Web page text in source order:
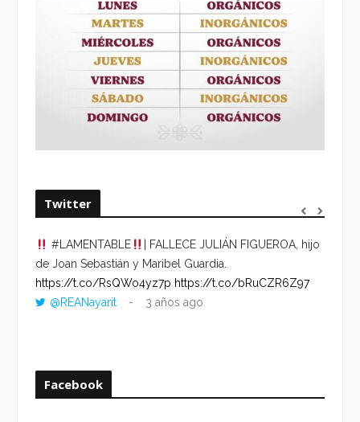
Twitter
#LAMENTABLE
| FALLECE JULIÁN FIGUEROA, hijo
de Joan Sebastián y Maribel Guardia.
https://t.co/RsQWo4yz7p https://t.co/bRuCZR6Z97
@REANayarit
3 años ago
Facebook